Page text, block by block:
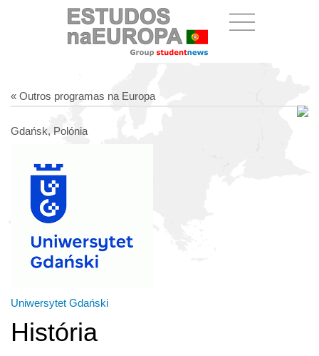
« Outros programas na Europa
Gdańsk, Polónia
Uniwersytet Gdański
História